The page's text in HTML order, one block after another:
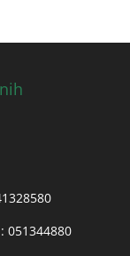
051344880